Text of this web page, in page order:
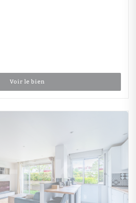
Voir le bien